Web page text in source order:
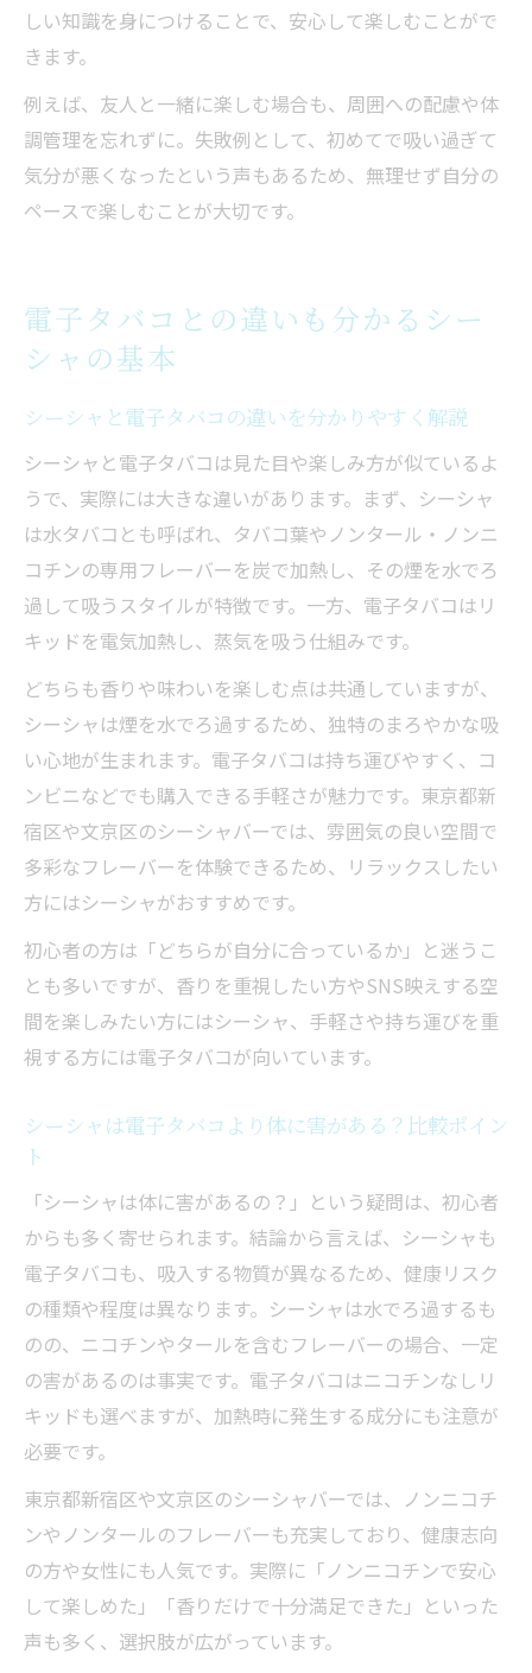
しい知識を身につけることで、安心して楽しむことがで
きます。
例えば、友人と一緒に楽しむ場合も、周囲への配慮や体
調管理を忘れずに。失敗例として、初めてで吸い過ぎて
気分が悪くなったという声もあるため、無理せず自分の
ペースで楽しむことが大切です。
電子タバコとの違いも分かるシー
シャの基本
シーシャと電子タバコの違いを分かりやすく解説
シーシャと電子タバコは見た目や楽しみ方が似ているよ
うで、実際には大きな違いがあります。まず、シーシャ
は水タバコとも呼ばれ、タバコ葉やノンタール・ノンニ
コチンの専用フレーバーを炭で加熱し、その煙を水でろ
過して吸うスタイルが特徴です。一方、電子タバコはリ
キッドを電気加熱し、蒸気を吸う仕組みです。
どちらも香りや味わいを楽しむ点は共通していますが、
シーシャは煙を水でろ過するため、独特のまろやかな吸
い心地が生まれます。電子タバコは持ち運びやすく、コ
ンビニなどでも購入できる手軽さが魅力です。東京都新
宿区や文京区のシーシャバーでは、雰囲気の良い空間で
多彩なフレーバーを体験できるため、リラックスしたい
方にはシーシャがおすすめです。
初心者の方は「どちらが自分に合っているか」と迷うこ
とも多いですが、香りを重視したい方やSNS映えする空
間を楽しみたい方にはシーシャ、手軽さや持ち運びを重
視する方には電子タバコが向いています。
シーシャは電子タバコより体に害がある？比較ポイン
ト
「シーシャは体に害があるの？」という疑問は、初心者
からも多く寄せられます。結論から言えば、シーシャも
電子タバコも、吸入する物質が異なるため、健康リスク
の種類や程度は異なります。シーシャは水でろ過するも
のの、ニコチンやタールを含むフレーバーの場合、一定
の害があるのは事実です。電子タバコはニコチンなしリ
キッドも選べますが、加熱時に発生する成分にも注意が
必要です。
東京都新宿区や文京区のシーシャバーでは、ノンニコチ
ンやノンタールのフレーバーも充実しており、健康志向
の方や女性にも人気です。実際に「ノンニコチンで安心
して楽しめた」「香りだけで十分満足できた」といった
声も多く、選択肢が広がっています。